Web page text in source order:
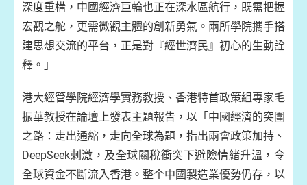
深度重構，中國經濟巨輪也正在深水區航行，既需把握
宏觀之舵，更需微觀主體的創新勇氣。兩所學院攜手搭
建思想交流的平台，正是對『經世濟民』初心的生動詮
釋。」
港大經管學院經濟學實務教授、香港特首政策組專家毛
振華教授在論壇上發表主題報告，以「中國經濟的突圍
之路：走出通縮，走向全球為題，指出兩會政策加持、
DeepSeek刺激，及全球關稅衝突下避險情緒升溫，令
全球資金不斷流入香港。整个中國製造業優勢仍存，以